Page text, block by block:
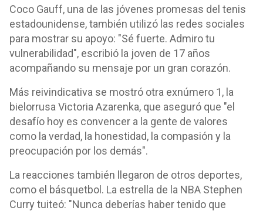
Coco Gauff, una de las jóvenes promesas del tenis
estadounidense, también utilizó las redes sociales
para mostrar su apoyo: "Sé fuerte. Admiro tu
vulnerabilidad", escribió la joven de 17 años
acompañando su mensaje por un gran corazón.
Más reivindicativa se mostró otra exnúmero 1, la
bielorrusa Victoria Azarenka, que aseguró que "el
desafío hoy es convencer a la gente de valores
como la verdad, la honestidad, la compasión y la
preocupación por los demás".
La reacciones también llegaron de otros deportes,
como el básquetbol. La estrella de la NBA Stephen
Curry tuiteó: "Nunca deberías haber tenido que